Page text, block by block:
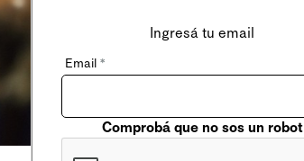
Ingresá tu email
Email *
Comprobá que no sos un robot